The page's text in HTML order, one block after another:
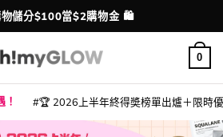
配送港澳
儲分$100當$2購物金 🛍️
0
🏆 2026上半年終得奬榜單出爐＋限時